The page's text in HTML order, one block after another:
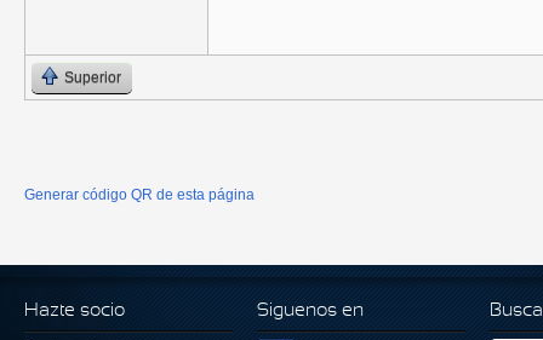
Superior
Generar código QR de esta página
Hazte socio Siguenos en